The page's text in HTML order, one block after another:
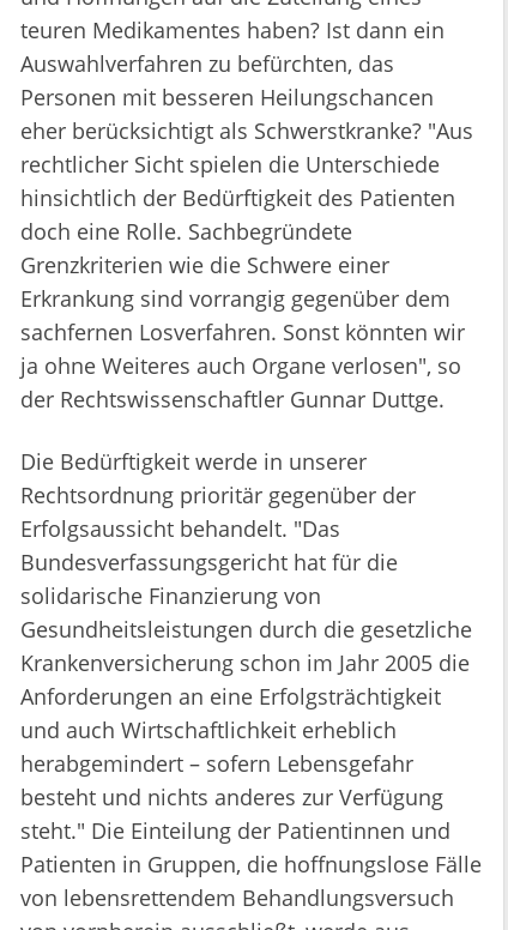
teuren Medikamentes haben? Ist dann ein
Auswahlverfahren zu befürchten, das
Personen mit besseren Heilungschancen
eher berücksichtigt als Schwerstkranke? "Aus
rechtlicher Sicht spielen die Unterschiede
hinsichtlich der Bedürftigkeit des Patienten
doch eine Rolle. Sachbegründete
Grenzkriterien wie die Schwere einer
Erkrankung sind vorrangig gegenüber dem
sachfernen Losverfahren. Sonst könnten wir
ja ohne Weiteres auch Organe verlosen", so
der Rechtswissenschaftler Gunnar Duttge.
Die Bedürftigkeit werde in unserer
Rechtsordnung prioritär gegenüber der
Erfolgsaussicht behandelt. "Das
Bundesverfassungsgericht hat für die
solidarische Finanzierung von
Gesundheitsleistungen durch die gesetzliche
Krankenversicherung schon im Jahr 2005 die
Anforderungen an eine Erfolgsträchtigkeit
und auch Wirtschaftlichkeit erheblich
herabgemindert – sofern Lebensgefahr
besteht und nichts anderes zur Verfügung
steht." Die Einteilung der Patientinnen und
Patienten in Gruppen, die hoffnungslose Fälle
von lebensrettendem Behandlungsversuch